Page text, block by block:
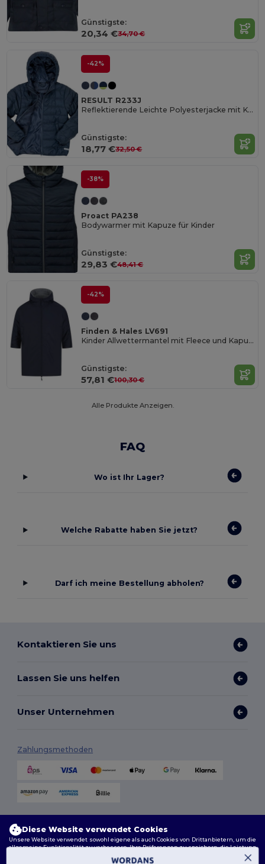
Günstigste:
20,34 €34,70 €
-42%
RESULT R233J
Reflektierende Leichte Polyesterjacke mit Kapuze
Günstigste:
18,77 €32,50 €
-38%
Proact PA238
Bodywarmer mit Kapuze für Kinder
Günstigste:
29,83 €48,41 €
-42%
Finden & Hales LV691
Kinder Allwettermantel mit Fleece und Kapuze
Günstigste:
57,81 €100,30 €
Alle Produkte Anzeigen.
FAQ
Wo ist Ihr Lager?
Welche Rabatte haben Sie jetzt?
Darf ich meine Bestellung abholen?
Kontaktieren Sie uns
Lassen Sie uns helfen
Unser Unternehmen
Zahlungsmethoden
Diese Website verwendet Cookies
Unsere Website verwendet sowohl eigene als auch Cookies von Drittanbietern, um die
allgemeine Funktionalität zu verbessern, Ihre Präferenzen zu speichern, die Leistung
der Website zu analysieren und ein reibungsloses und personalisiertes Surferlebnis
zu gewährleisten, einschließlich maßgeschneidertem Inhalt, optimierten